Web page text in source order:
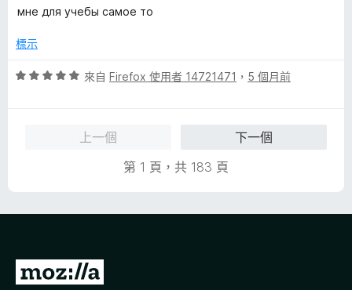
5，
分
分
價
分
滿
мне для учебы самое то
標示
評
來自 Firefox 使用者 14721471 ， 5 個月前
上一個
下一個
第 1 頁，共 183 頁
前